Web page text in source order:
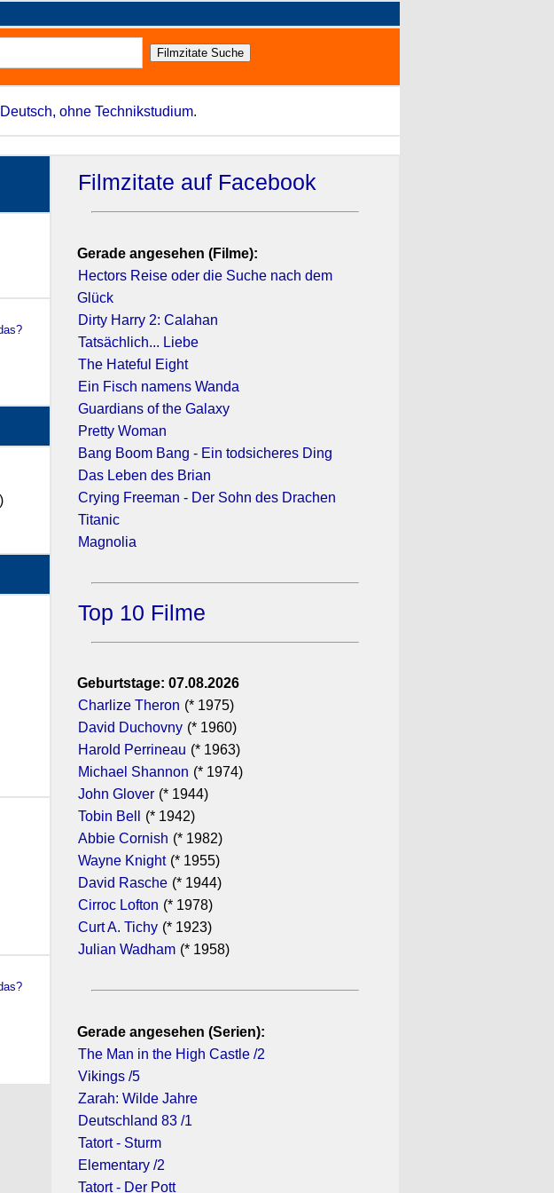
ohne Technikstudium.
Filmzitate auf Facebook
Gerade angesehen (Filme):
Hectors Reise oder die Suche nach dem
Glück
Dirty Harry 2: Calahan
Tatsächlich... Liebe
The Hateful Eight
Ein Fisch namens Wanda
Guardians of the Galaxy
Pretty Woman
Bang Boom Bang - Ein todsicheres Ding
Das Leben des Brian
Crying Freeman - Der Sohn des Drachen
Titanic
Magnolia
Top 10 Filme
Geburtstage: 07.08.2026
Charlize Theron (* 1975)
David Duchovny (* 1960)
Harold Perrineau (* 1963)
Michael Shannon (* 1974)
John Glover (* 1944)
Tobin Bell
(* 1942)
Abbie Cornish (* 1982)
Wayne Knight (* 1955)
David Rasche (* 1944)
Cirroc Lofton (* 1978)
Curt A. Tichy (* 1923)
Julian Wadham (* 1958)
Gerade angesehen (Serien):
The Man in the High Castle /2
Vikings /5
Zarah: Wilde Jahre
Deutschland 83 /1
Tatort - Sturm
Elementary /2
Tatort - Der Pott